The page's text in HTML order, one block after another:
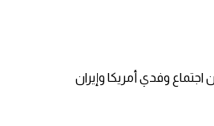
وفدي أمريكا وإيران